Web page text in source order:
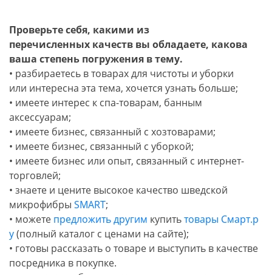
Проверьте себя, какими из
перечисленных качеств вы обладаете, какова
ваша степень погружения в тему.
• разбираетесь в товарах для чистоты и уборки
или интересна эта тема, хочется узнать больше;
• имеете интерес к спа-товарам, банным
аксессуарам;
• имеете бизнес, связанный с хозтоварами;
• имеете бизнес, связанный с уборкой;
• имеете бизнес или опыт, связанный с интернет-
торговлей;
• знаете и цените высокое качество шведской
микрофибры SMART;
• можете предложить другим купитьтовары Смарт.р
у(полный каталог с ценами на сайте);
• готовы рассказать о товаре и выступить в качестве
посредника в покупке.